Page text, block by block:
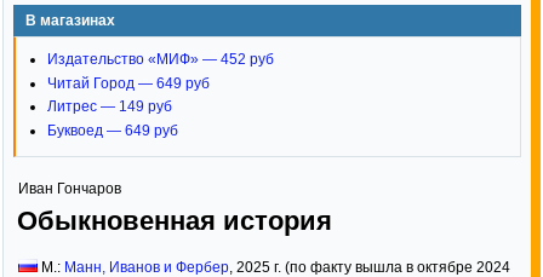
В магазинах
Издательство «МИФ» — 452 руб
Читай Город — 649 руб
Литрес — 149 руб
Буквоед — 649 руб
Иван Гончаров
Обыкновенная история
М.: Манн, Иванов и Фербер, 2025 г. (по факту вышла в октябре 2024